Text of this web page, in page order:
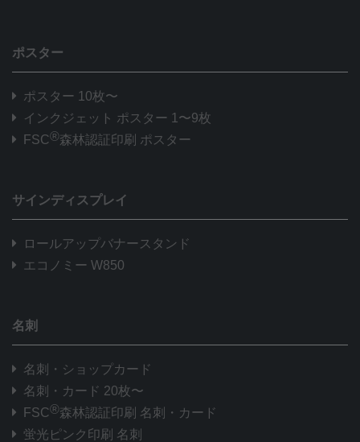
ポスター
ポスター 10枚〜
インクジェット ポスター 1〜9枚
FSC®森林認証印刷 ポスター
サインディスプレイ
ロールアップバナースタンド
エコノミー W850
名刺
名刺・ショップカード
名刺・カード 20枚〜
FSC®森林認証印刷 名刺・カード
蛍光ピンク印刷 名刺